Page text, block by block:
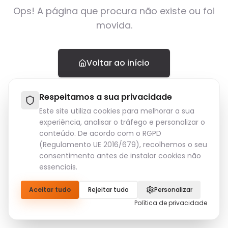
Respeitamos a sua privacidade
Este site utiliza cookies para melhorar a sua
experiência, analisar o tráfego e personalizar o
conteúdo. De acordo com o RGPD
(Regulamento UE 2016/679), recolhemos o seu
consentimento antes de instalar cookies não
essenciais.
Aceitar tudo Rejeitar tudo
Personalizar
Política de privacidade
Ops! A página que procura não existe ou foi
movida.
Voltar ao início